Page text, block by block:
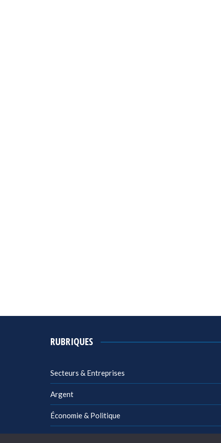
RUBRIQUES
Secteurs & Entreprises
Argent
Économie & Politique
Management